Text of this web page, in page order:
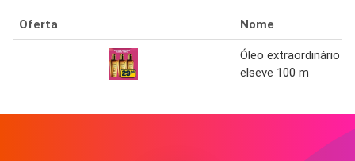
Oferta Nome
Óleo extraordinário
elseve 100 m